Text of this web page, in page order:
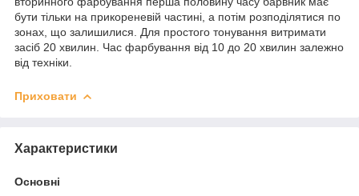
бути тільки на прикореневій частині, а потім розподілятися по
зонах, що залишилися. Для простого тонування витримати
засіб 20 хвилин. Час фарбування від 10 до 20 хвилин залежно
від техніки.
Приховати
Характеристики
Основні